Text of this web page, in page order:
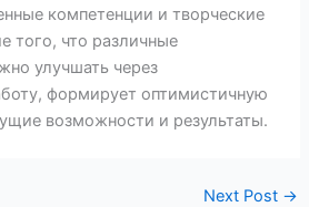
компетенции и творческие
того, что различные
улучшать через
формирует оптимистичную
возможности и результаты.
Next Post →